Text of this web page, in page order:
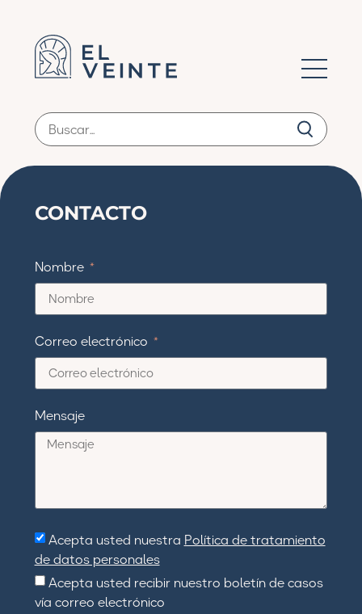
CONTACTO
Nombre
Correo electrónico
Mensaje
Acepta usted nuestraPolítica de tratamiento
de datos personales
Acepta usted recibir nuestro boletín de casos
vía correo electrónico